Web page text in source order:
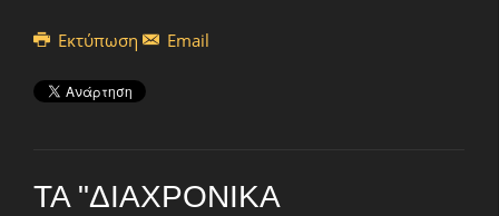
Εκτύπωση Email
ΤΑ "ΔΙΑΧΡΟΝΙΚΆ